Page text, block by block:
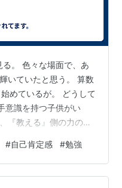
。 色々な場面で、あ
いていたと思う。 算数
めているが。 どうして
意識を持つ子供がい
『教える』側の力の有
っつり入る。 何度も同
える。ヒットする表情
かり捉えて、問題を出
#自己肯定感 #勉強